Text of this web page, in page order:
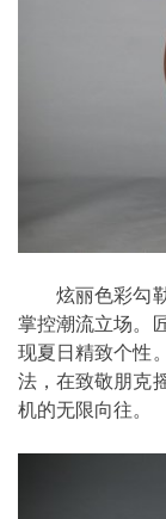
炫丽色彩勾勒
掌控潮流立场。
现夏日精致个性
法，在致敬朋克
机的无限向往。